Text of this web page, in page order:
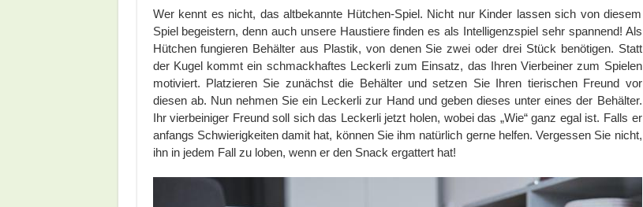
Wer kennt es nicht, das altbekannte Hütchen-Spiel. Nicht nur Kinder lassen sich von diesem
Spiel begeistern, denn auch unsere Haustiere finden es als Intelligenzspiel sehr spannend! Als
Hütchen fungieren Behälter aus Plastik, von denen Sie zwei oder drei Stück benötigen. Statt
der Kugel kommt ein schmackhaftes Leckerli zum Einsatz, das Ihren Vierbeiner zum Spielen
motiviert. Platzieren Sie zunächst die Behälter und setzen Sie Ihren tierischen Freund vor
diesen ab. Nun nehmen Sie ein Leckerli zur Hand und geben dieses unter eines der Behälter.
Ihr vierbeiniger Freund soll sich das Leckerli jetzt holen, wobei das „Wie“ ganz egal ist. Falls er
anfangs Schwierigkeiten damit hat, können Sie ihm natürlich gerne helfen. Vergessen Sie nicht,
ihn in jedem Fall zu loben, wenn er den Snack ergattert hat!